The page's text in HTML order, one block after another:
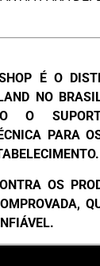
É O
NO
O
PARA
OS